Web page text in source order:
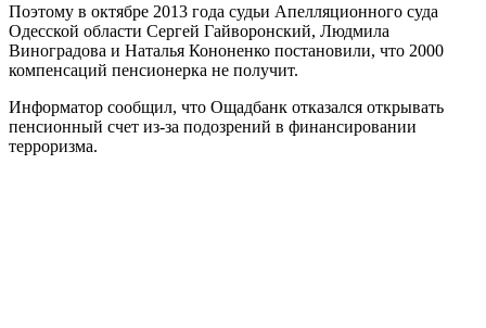
Поэтому в октябре 2013 года судьи Апелляционного суда
Одесской области Сергей Гайворонский, Людмила
Виноградова и Наталья Кононенко постановили, что 2000
компенсаций пенсионерка не получит.
Информатор сообщил, что Ощадбанк отказался открывать
пенсионный счет из-за подозрений в финансировании
терроризма.